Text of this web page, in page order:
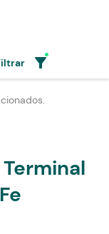
filter_alt